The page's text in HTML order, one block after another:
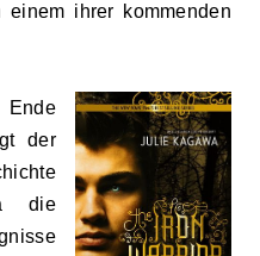
ihrer kommenden
Ende
der
die